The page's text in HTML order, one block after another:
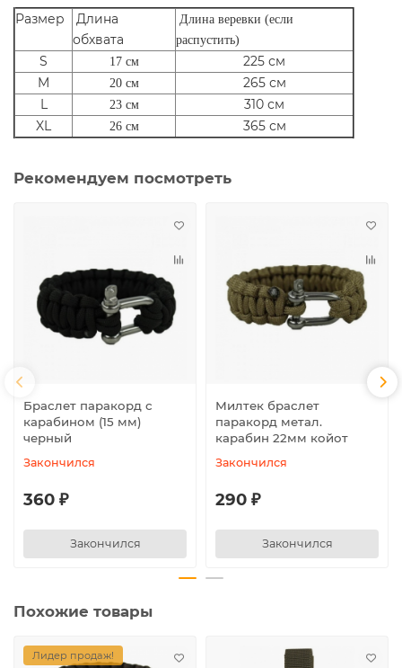
Размер
Длина
обхвата
Длина веревки (если
распустить)
S 17 см
225 см
M
20 см
265 см
L
23 см
310 см
XL
26 см 365 см
Рекомендуем посмотреть
Браслет паракорд с
карабином (15 мм)
черный
Закончился
360 ₽
Закончился
Милтек браслет
паракорд метал.
карабин 22мм койот
Закончился
290 ₽
Закончился
Похожие товары
Лидер продаж!